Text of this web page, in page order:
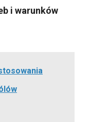
i warunków